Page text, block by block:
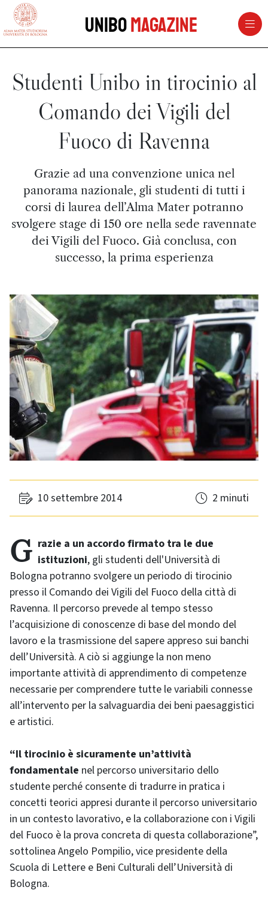
vai al contenuto della pagina
UniboMagazine
Studenti Unibo in tirocinio al
Comando dei Vigili del
Fuoco di Ravenna
Grazie ad una convenzione unica nel
panorama nazionale, gli studenti di tutti i
corsi di laurea dell’Alma Mater potranno
svolgere stage di 150 ore nella sede ravennate
dei Vigili del Fuoco. Già conclusa, con
successo, la prima esperienza
10 settembre 2014 2 minuti
Grazie a un accordo firmato tra le due istituzioni, gli studenti dell'Università di
Bologna potranno svolgere un periodo di tirocinio
presso il Comando dei Vigili del Fuoco della città di
Ravenna. Il percorso prevede al tempo stesso
l’acquisizione di conoscenze di base del mondo del
lavoro e la trasmissione del sapere appreso sui banchi
dell’Università. A ciò si aggiunge la non meno
importante attività di apprendimento di competenze
necessarie per comprendere tutte le variabili connesse
all’intervento per la salvaguardia dei beni paesaggistici
e artistici.
“Il tirocinio è sicuramente un’attività
fondamentale nel percorso universitario dello
studente perché consente di tradurre in pratica i
concetti teorici appresi durante il percorso universitario
in un contesto lavorativo, e la collaborazione con i Vigili
del Fuoco è la prova concreta di questa collaborazione”,
sottolinea Angelo Pompilio, vice presidente della
Scuola di Lettere e Beni Culturali dell’Università di
Bologna.